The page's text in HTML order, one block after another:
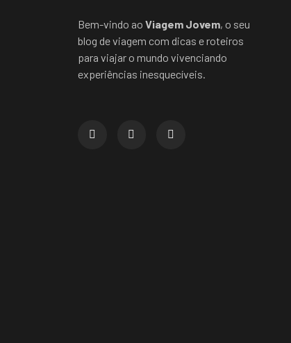
Bem-vindo ao Viagem Jovem, o seu
blog de viagem com dicas e roteiros
para viajar o mundo vivenciando
experiências inesquecíveis.